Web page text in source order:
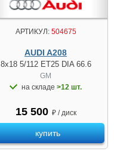
АРТИКУЛ:504675
AUDI A208
8x18 5/112 ET25 DIA 66.6
GM
на складе >12 шт.
15 500 ₽ / диск
купить